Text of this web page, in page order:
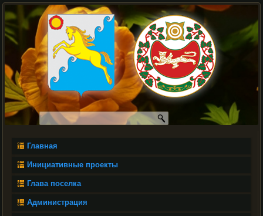
Главная
Инициативные проекты
Глава поселка
Администрация